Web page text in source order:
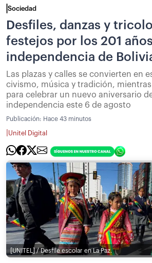
Sociedad
Desfiles, danzas y
festejos por los 201
independencia de
Las plazas y calles se convierten en
civismo, música y tradición, mientras
para celebrar un nuevo aniversario
independencia este 6 de agosto
Publicación: Hace 43 minutos
Unitel Digital
[UNITEL] / Desfile escolar en La Paz.